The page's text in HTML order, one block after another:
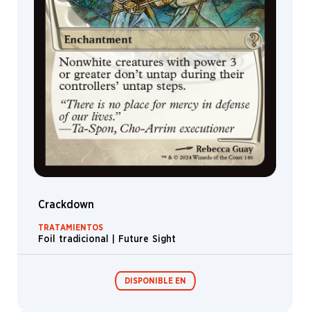
Crackdown
TRATAMIENTOS
Foil tradicional | Future Sight
DISPONIBLE EN